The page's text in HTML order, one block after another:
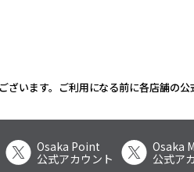
います。ご利用になる前に各店舗の公
Osaka Point
公式アカウント
Osaka
公式ア